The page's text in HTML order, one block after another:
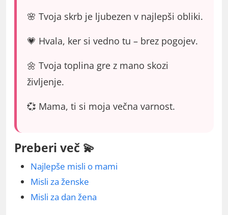
🌸 Tvoja skrb je ljubezen v najlepši obliki.
💗 Hvala, ker si vedno tu – brez pogojev.
🌼 Tvoja toplina gre z mano skozi
življenje.
💞 Mama, ti si moja večna varnost.
Preberi več 💫
Najlepše misli o mami
Misli za ženske
Misli za dan žena